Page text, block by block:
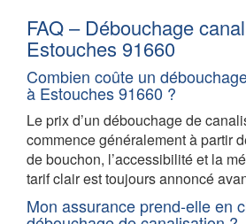
FAQ – Débouchage
Estouches 91660
Combien coûte un
à Estouches 91660 ?
Le prix d’un débouchage de
commence généralement à partir
de bouchon, l’accessibilité et la
tarif clair est toujours annoncé
Mon assurance prend-elle en